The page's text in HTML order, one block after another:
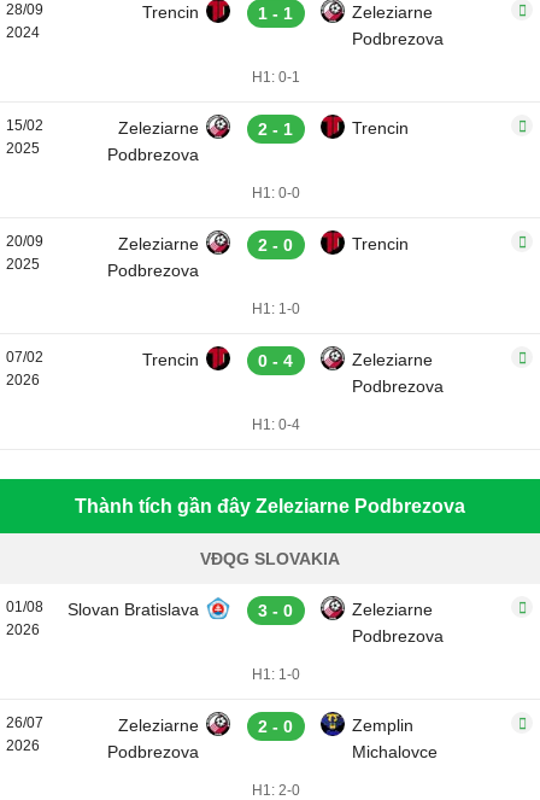
28/09
2024
Trencin 1 - 1
Zeleziarne
Podbrezova
H1: 0-1
15/02
2025
Zeleziarne
Podbrezova
2 - 1 Trencin
H1: 0-0
20/09
2025
Zeleziarne
Podbrezova
2 - 0 Trencin
H1: 1-0
07/02
2026
Trencin 0 - 4
Zeleziarne
Podbrezova
H1: 0-4
Thành tích gần đây Zeleziarne Podbrezova
VĐQG SLOVAKIA
01/08
2026
Slovan Bratislava 3 - 0
Zeleziarne
Podbrezova
H1: 1-0
26/07
2026
Zeleziarne
Podbrezova
2 - 0
Zemplin
Michalovce
H1: 2-0